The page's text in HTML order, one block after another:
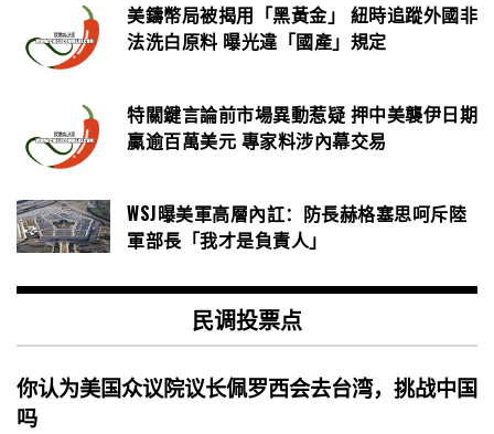
美鑄幣局被揭用「黑黃金」 紐時追蹤外國非
法洗白原料 曝光違「國產」規定
特關鍵言論前市場異動惹疑 押中美襲伊日期
贏逾百萬美元 專家料涉內幕交易
WSJ曝美軍高層內訌：防長赫格塞思呵斥陸
軍部長「我才是負責人」
民调投票点
你认为美国众议院议长佩罗西会去台湾，挑战中国
吗